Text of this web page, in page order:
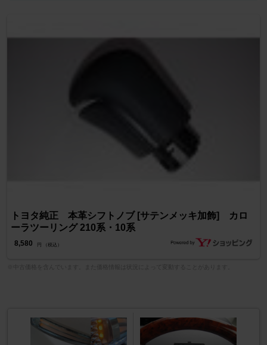
トヨタ純正 本革シフトノブ [サテンメッキ加飾] カロ
ーラツーリング 210系・10系
8,580 円 （税込）